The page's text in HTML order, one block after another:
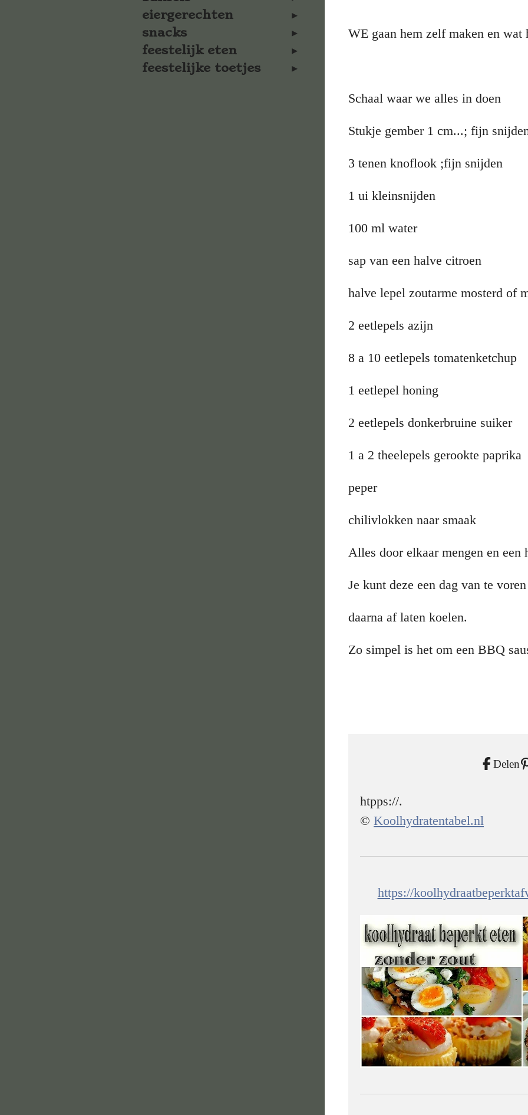
WE gaan hem zelf maken en wat
Schaal waar we alles in doen
Stukje gember 1 cm...; fijn
3 tenen knoflook ;fijn snijden
1 ui kleinsnijden
100 ml water
sap van een halve citroen
halve lepel zoutarme mosterd of
2 eetlepels azijn
8 a 10 eetlepels tomatenketchup
1 eetlepel honing
2 eetlepels donkerbruine suiker
1 a 2 theelepels gerookte paprika
peper
chilivlokken naar smaak
Alles door elkaar mengen en
Je kunt deze een dag van te
daarna af laten koelen.
Zo simpel is het om een BBQ
Delen
htpps://.
©Koolhydratentabel.nl
https://
eiergerechten
snacks
feestelijk eten
feestelijke toetjes